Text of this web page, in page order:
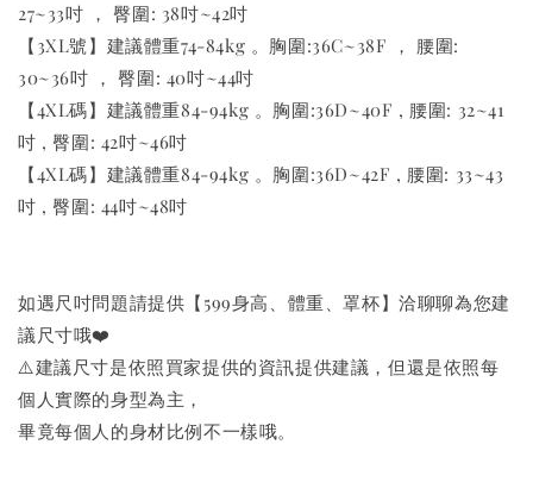
27~33吋 ， 臀圍: 38吋~42吋
【3XL號】建議體重74-84kg 。胸圍:36C~38F ， 腰圍:
30~36吋 ， 臀圍: 40吋~44吋
【4XL碼】建議體重84-94kg 。胸圍:36D~40F , 腰圍: 32~41
吋 , 臀圍: 42吋~46吋
【4XL碼】建議體重84-94kg 。胸圍:36D~42F , 腰圍: 33~43
吋 , 臀圍: 44吋~48吋
如遇尺吋問題請提供【599身高、體重、罩杯】洽聊聊為您建
議尺寸哦❤️
⚠️建議尺寸是依照買家提供的資訊提供建議，但還是依照每
個人實際的身型為主，
畢竟每個人的身材比例不一樣哦。